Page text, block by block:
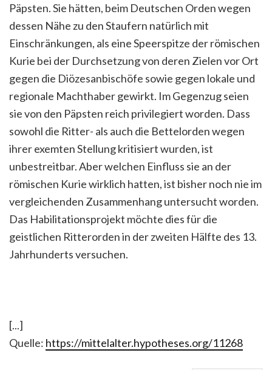
Päpsten. Sie hätten, beim Deutschen Orden wegen
dessen Nähe zu den Staufern natürlich mit
Einschränkungen, als eine Speerspitze der römischen
Kurie bei der Durchsetzung von deren Zielen vor Ort
gegen die Diözesanbischöfe sowie gegen lokale und
regionale Machthaber gewirkt. Im Gegenzug seien
sie von den Päpsten reich privilegiert worden. Dass
sowohl die Ritter- als auch die Bettelorden wegen
ihrer exemten Stellung kritisiert wurden, ist
unbestreitbar. Aber welchen Einfluss sie an der
römischen Kurie wirklich hatten, ist bisher noch nie im
vergleichenden Zusammenhang untersucht worden.
Das Habilitationsprojekt möchte dies für die
geistlichen Ritterorden in der zweiten Hälfte des 13.
Jahrhunderts versuchen.
[...]
Quelle: https://mittelalter.hypotheses.org/11268